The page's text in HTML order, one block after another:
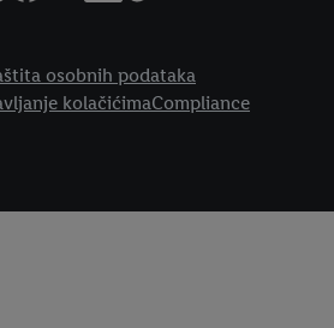
osobnih podataka
kolačićimaCompliance